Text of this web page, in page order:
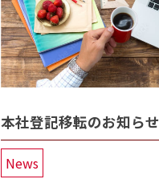
本社登記移転のお知らせ
News